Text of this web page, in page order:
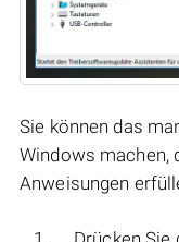
Sie können das
Windows machen,
Anweisungen